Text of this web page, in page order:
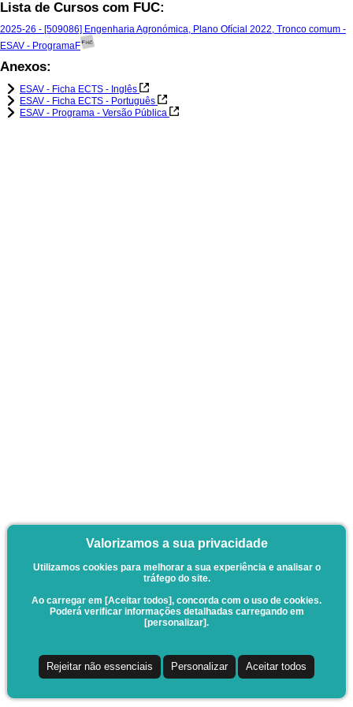
Lista de Cursos com FUC:
2025-26 - [509086] Engenharia Agronómica, Plano Ofícial 2022, Tronco comum -
ESAV - ProgramaF
Anexos:
ESAV - Ficha ECTS - Inglês
ESAV - Ficha ECTS - Português
ESAV - Programa - Versão Pública
Valorizamos a sua privacidade
Utilizamos cookies para melhorar a sua experiência e analisar o
tráfego do site.
Ao carregar em [Aceitar todos], concorda com o uso de cookies.
Poderá verificar informações detalhadas carregando em
[personalizar].
Rejeitar não essenciais Personalizar Aceitar todos